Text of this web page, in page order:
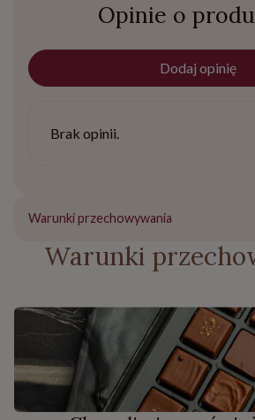
Opinie o
Dodaj opinię
Brak opinii.
Warunki przechowywania
Warunki